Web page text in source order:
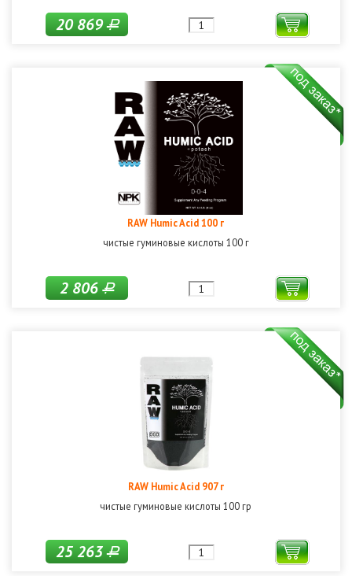
20 869Р
RAW Humic Acid 100 г
чистые гуминовые кислоты 100 г
2 806Р
RAW Humic Acid 907 г
чистые гуминовые кислоты 100 гр
25 263Р